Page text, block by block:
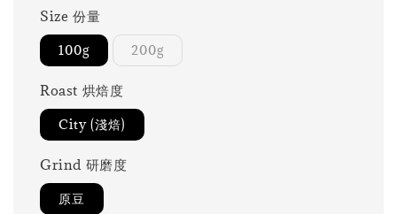
Size 份量
100g 200g
Roast 烘焙度
City (淺焙)
Grind 研磨度
原豆